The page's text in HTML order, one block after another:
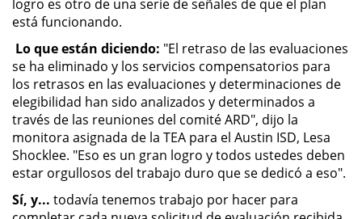
logro es otro de una serie de señales de que el plan
está funcionando.
Lo que están diciendo: "El retraso de las evaluaciones
se ha eliminado y los servicios compensatorios para
los retrasos en las evaluaciones y determinaciones de
elegibilidad han sido analizados y determinados a
través de las reuniones del comité ARD", dijo la
monitora asignada de la TEA para el Austin ISD, Lesa
Shocklee. "Eso es un gran logro y todos ustedes deben
estar orgullosos del trabajo duro que se dedicó a eso".
Sí, y... todavía tenemos trabajo por hacer para